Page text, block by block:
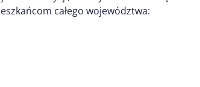
całego województwa: